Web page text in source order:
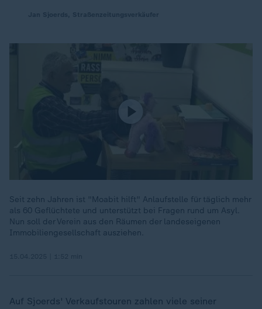
Seit zehn Jahren ist "Moabit hilft" Anlaufstelle für täglich mehr
als 60 Geflüchtete und unterstützt bei Fragen rund um Asyl.
Nun soll der Verein aus den Räumen der landeseigenen
Immobiliengesellschaft ausziehen.
Auf Sjoerds' Verkaufstouren zahlen viele seiner